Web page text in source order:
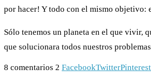
por hacer! Y todo con el mismo objetivo:
Sólo tenemos un planeta en el que vivir,
que solucionara todos nuestros
8 comentarios 2 FacebookTwitterPinterest